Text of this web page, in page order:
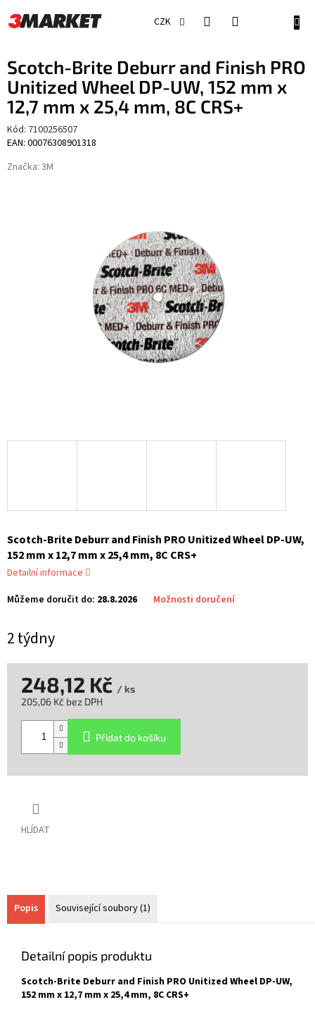
na
obsah
CZK
Scotch-Brite Deburr and Finish PRO
Unitized Wheel DP-UW, 152 mm x
12,7 mm x 25,4 mm, 8C CRS+
Kód: 7100256507
EAN: 00076308901318
Značka: 3M
2 týdny
Můžeme doručit do: 28.8.2026 Možnosti doručení
Scotch-Brite Deburr and Finish PRO Unitized Wheel DP-UW,
152 mm x 12,7 mm x 25,4 mm, 8C CRS+
Detailní informace
HLÍDAT
248,12 Kč / ks
205,06 Kč bez DPH
Přidat do košíku
Popis Související soubory (1)
Detailní popis produktu
Scotch-Brite Deburr and Finish PRO Unitized Wheel DP-UW,
152 mm x 12,7 mm x 25,4 mm, 8C CRS+